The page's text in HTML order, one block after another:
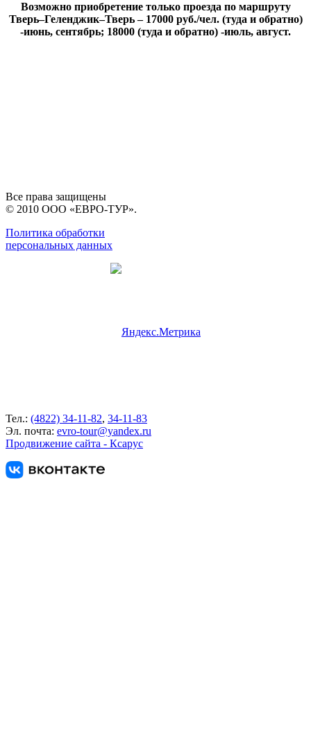
Возможно приобретение только проезда по маршруту
Тверь–Геленджик–Тверь – 17000 руб./чел. (туда и обратно)
-июнь, сентябрь; 18000 (туда и обратно) -июль, август.
Все права защищены
© 2010 ООО «ЕВРО-ТУР».
Политика обработки
персональных данных
Тел.: (4822) 34-11-82, 34-11-83
Эл. почта: evro-tour@yandex.ru
Продвижение сайта - Ксарус